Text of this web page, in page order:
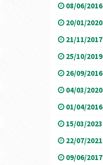
08/06/2016
20/01/2020
21/11/2017
25/10/2019
26/09/2016
04/03/2020
01/04/2016
15/03/2023
22/07/2021
09/06/2017